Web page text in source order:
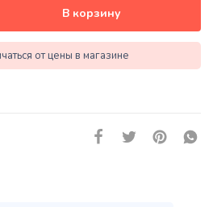
В корзину
от цены в магазине